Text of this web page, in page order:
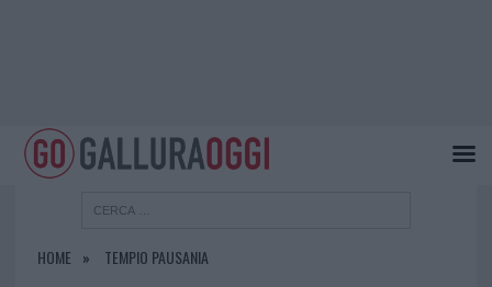
HOME TEMPIO PAUSANIA